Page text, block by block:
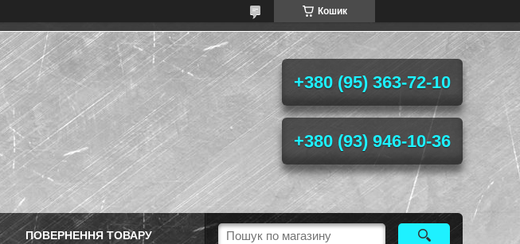
Кошик
+380 (95) 363-72-10
+380 (93) 946-10-36
ПОВЕРНЕННЯ ТОВАРУ